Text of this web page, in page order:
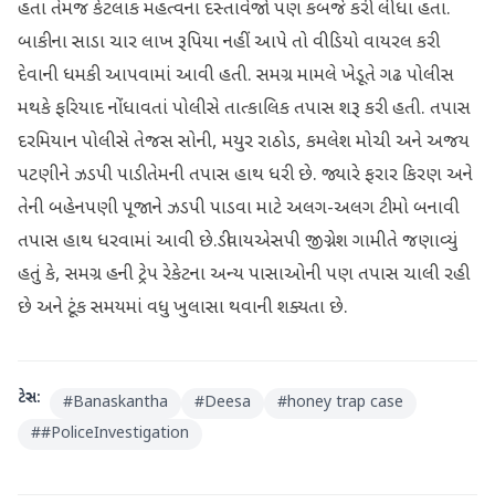
હતા તેમજ કેટલાક મહત્વના દસ્તાવેજો પણ કબજે કરી લીધા હતા.
બાકીના સાડા ચાર લાખ રૂપિયા નહીં આપે તો વીડિયો વાયરલ કરી
દેવાની ધમકી આપવામાં આવી હતી. સમગ્ર મામલે ખેડૂતે ગઢ પોલીસ
મથકે ફરિયાદ નોંધાવતાં પોલીસે તાત્કાલિક તપાસ શરૂ કરી હતી. તપાસ
દરમિયાન પોલીસે તેજસ સોની, મયુર રાઠોડ, કમલેશ મોચી અને અજય
પટણીને ઝડપી પાડી તેમની તપાસ હાથ ધરી છે. જ્યારે ફરાર કિરણ અને
તેની બહેનપણી પૂજાને ઝડપી પાડવા માટે અલગ-અલગ ટીમો બનાવી
તપાસ હાથ ધરવામાં આવી છે.ડીવાયએસપી જીગ્નેશ ગામીતે જણાવ્યું
હતું કે, સમગ્ર હની ટ્રેપ રેકેટના અન્ય પાસાઓની પણ તપાસ ચાલી રહી
છે અને ટૂંક સમયમાં વધુ ખુલાસા થવાની શક્યતા છે.
ટેગ્સ: #Banaskantha #Deesa #honey trap case
##PoliceInvestigation